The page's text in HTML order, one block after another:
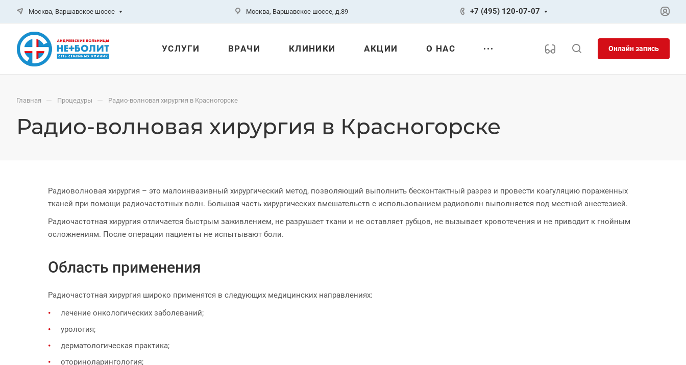
Москва, Варшавское шоссе Москва, Варшавское шоссе, д.89 +7 (495) 120-07-07
УСЛУГИ ВРАЧИ КЛИНИКИ АКЦИИ О НАС Онлайн запись
Главная — Процедуры — Радио-волновая хирургия в Красногорске
Радио-волновая хирургия в Красногорске
Радиоволновая хирургия – это малоинвазивный хирургический метод, позволяющий выполнить бесконтактный разрез и провести коагуляцию пораженных
тканей при помощи радиочастотных волн. Большая часть хирургических вмешательств с использованием радиоволн выполняется под местной анестезией.
Радиочастотная хирургия отличается быстрым заживлением, не разрушает ткани и не оставляет рубцов, не вызывает кровотечения и не приводит к гнойным
осложнениям. После операции пациенты не испытывают боли.
Область применения
Радиочастотная хирургия широко применятся в следующих медицинских направлениях:
лечение онкологических заболеваний;
урология;
дерматологическая практика;
оториноларингология;